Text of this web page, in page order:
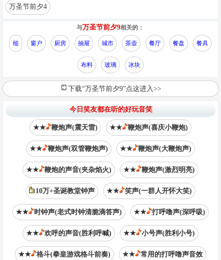
万圣节前夕4
与万圣节前夕9相关的：
槌 窗户 厨房 抽屉 城市 茶壶 餐厅 餐盘 餐具
布料 玻璃 冰块
下载“万圣节前夕9”点这进入>>
今日笑友都在听的好玩音笑
★★ 鞭炮声(震天雷) ★★ 鞭炮声(喜庆小鞭炮)
★★ 鞭炮声(双管鞭炮声) ★★ 鞭炮声(大鞭炮声)
★★ 鞭炮的声音(夹杂焰火) ★★ 鞭炮声(激烈明亮)
10万+圣诞教堂钟声 ★★ 笑声(一群人开怀大笑)
★★ 时钟声(老式时钟清脆滴答声) ★★ 打呼噜声(深呼吸)
★★ 欢呼的声音(胜利呼喊) ★★ 小号声(胜利小号)
★★ 格斗(拳皇游戏格斗前奏) ★★ 常用的打呼噜声音效